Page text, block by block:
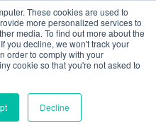
These cookies are used to
more personalized services to
media. To find out more about the
you decline, we won't track your
order to comply with your
cookie so that you're not asked to
Decline
부품 평가
테고리: